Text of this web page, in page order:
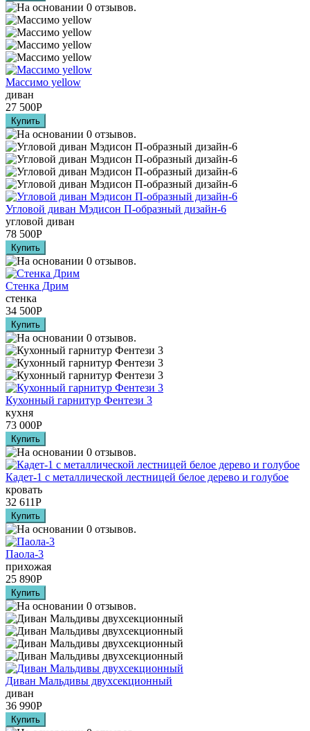
Массимо yellow
диван
27 500Р
Угловой диван Мэдисон П-образный дизайн-6
угловой диван
78 500Р
Стенка Дрим
стенка
34 500Р
Кухонный гарнитур Фентези 3
кухня
73 000Р
Кадет-1 с металлической лестницей белое дерево и голубое
кровать
32 611Р
Паола-3
прихожая
25 890Р
Диван Мальдивы двухсекционный
диван
36 990Р